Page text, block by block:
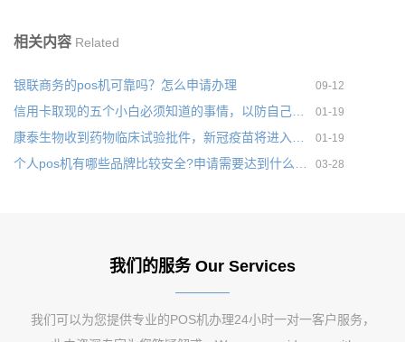
相关内容 Related
银联商务的pos机可靠吗？怎么申请办理 09-12
01-19
01-19
03-28
我们的服务 Our Services
我们可以为您提供专业的POS机办理24小时一对一客户服务，